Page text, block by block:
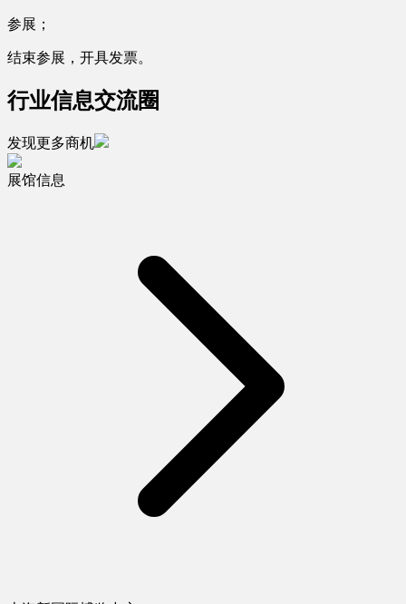
参展；
结束参展，开具发票。
行业信息交流圈
发现更多商机
展馆信息